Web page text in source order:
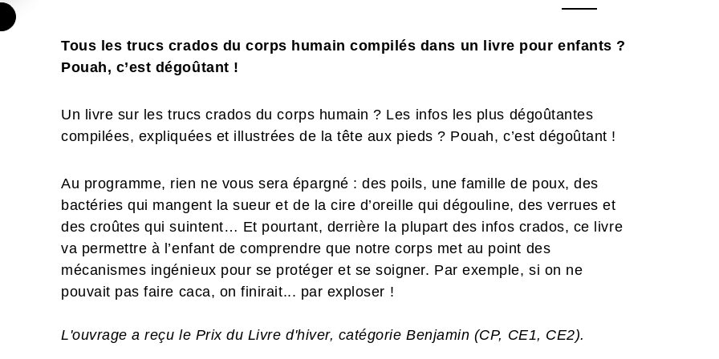
Tous les trucs crados du corps humain compilés dans un livre pour enfants ?
Pouah, c’est dégoûtant !
Un livre sur les trucs crados du corps humain ? Les infos les plus dégoûtantes
compilées, expliquées et illustrées de la tête aux pieds ? Pouah, c’est dégoûtant !
Au programme, rien ne vous sera épargné : des poils, une famille de poux, des
bactéries qui mangent la sueur et de la cire d’oreille qui dégouline, des verrues et
des croûtes qui suintent… Et pourtant, derrière la plupart des infos crados, ce livre
va permettre à l’enfant de comprendre que notre corps met au point des
mécanismes ingénieux pour se protéger et se soigner. Par exemple, si on ne
pouvait pas faire caca, on finirait... par exploser !
L'ouvrage a reçu le Prix du Livre d'hiver, catégorie Benjamin (CP, CE1, CE2).